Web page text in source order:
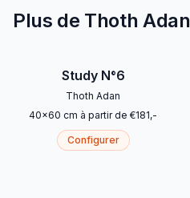
Plus de Thoth Adan
Study N°6
Thoth Adan
40x60 cm à partir de €181,-
Configurer